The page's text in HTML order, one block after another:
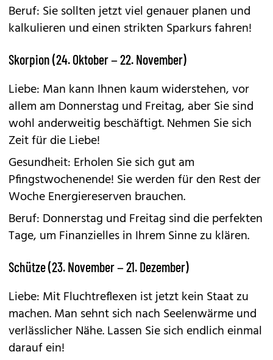
Beruf: Sie sollten jetzt viel genauer planen und
kalkulieren und einen strikten Sparkurs fahren!
Skorpion (24. Oktober – 22. November)
Liebe: Man kann Ihnen kaum widerstehen, vor
allem am Donnerstag und Freitag, aber Sie sind
wohl anderweitig beschäftigt. Nehmen Sie sich
Zeit für die Liebe!
Gesundheit: Erholen Sie sich gut am
Pfingstwochenende! Sie werden für den Rest der
Woche Energiereserven brauchen.
Beruf: Donnerstag und Freitag sind die perfekten
Tage, um Finanzielles in Ihrem Sinne zu klären.
Schütze (23. November – 21. Dezember)
Liebe: Mit Fluchtreflexen ist jetzt kein Staat zu
machen. Man sehnt sich nach Seelenwärme und
verlässlicher Nähe. Lassen Sie sich endlich einmal
darauf ein!